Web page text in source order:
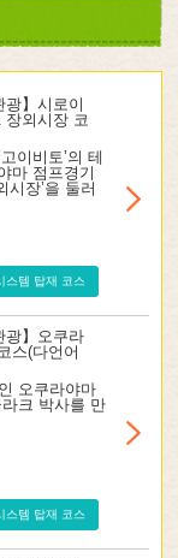
광】시로이
외시장 코
이비토’의 테
마 점프경기
시장’을 둘러
스템 탑재 코스
광】오쿠라
스(다언어
오쿠라야마
크 박사를 만
스템 탑재 코스